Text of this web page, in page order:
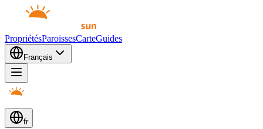
PropriétésParoissesCarteGuides
Français
fr